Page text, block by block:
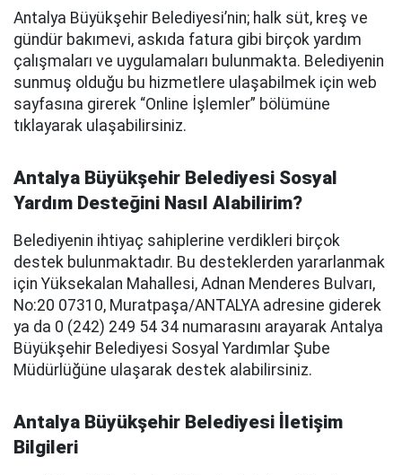
Antalya Büyükşehir Belediyesi’nin; halk süt, kreş ve
gündür bakımevi, askıda fatura gibi birçok yardım
çalışmaları ve uygulamaları bulunmakta. Belediyenin
sunmuş olduğu bu hizmetlere ulaşabilmek için web
sayfasına girerek “Online İşlemler” bölümüne
tıklayarak ulaşabilirsiniz.
Antalya Büyükşehir Belediyesi Sosyal
Yardım Desteğini Nasıl Alabilirim?
Belediyenin ihtiyaç sahiplerine verdikleri birçok
destek bulunmaktadır. Bu desteklerden yararlanmak
için Yüksekalan Mahallesi, Adnan Menderes Bulvarı,
No:20 07310, Muratpaşa/ANTALYA adresine giderek
ya da 0 (242) 249 54 34 numarasını arayarak Antalya
Büyükşehir Belediyesi Sosyal Yardımlar Şube
Müdürlüğüne ulaşarak destek alabilirsiniz.
Antalya Büyükşehir Belediyesi İletişim
Bilgileri